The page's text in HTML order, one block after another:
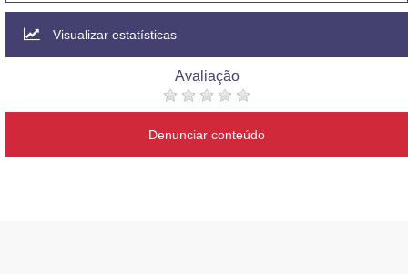
Visualizar estatísticas
Avaliação
Denunciar conteúdo